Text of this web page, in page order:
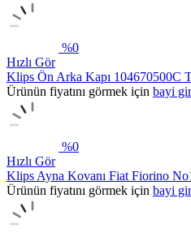
%0
Hızlı Gör
Klips Ön Arka Kapı 104670500C
Ürünün fiyatını görmek için bayi
%0
Hızlı Gör
Klips Ayna Kovanı Fiat Fiorino
Ürünün fiyatını görmek için bayi